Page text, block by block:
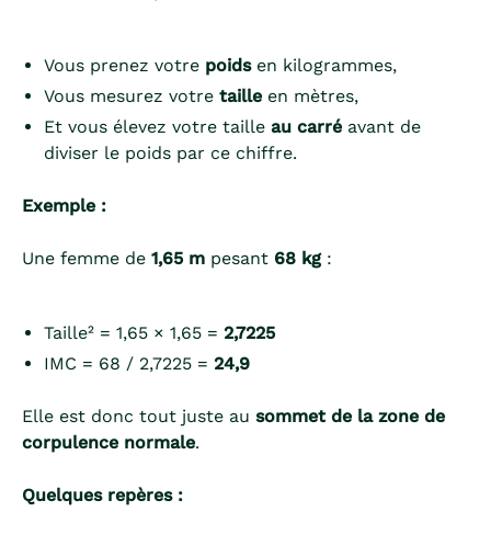
Vous prenez votre poidsen kilogrammes,
Vous mesurez votre taille en mètres,
Et vous élevez votre taille au carré avant de
diviser le poids par ce chiffre.
Exemple :
Une femme de 1,65 m pesant 68 kg:
Taille² = 1,65 × 1,65 = 2,7225
IMC = 68 / 2,7225 = 24,9
Elle est donc tout juste au sommet de la zone de
corpulence normale.
Quelques repères :